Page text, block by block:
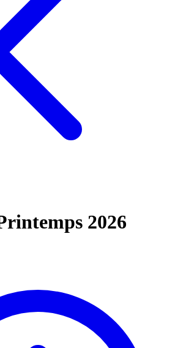
2026